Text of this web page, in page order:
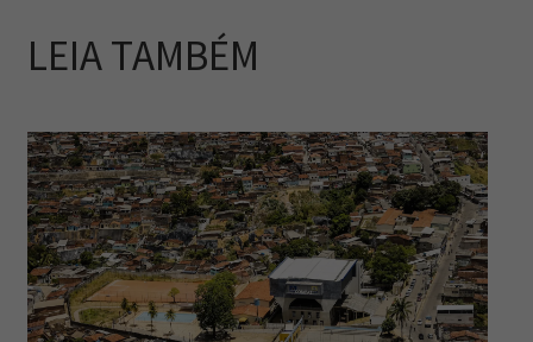
LEIA TAMBÉM